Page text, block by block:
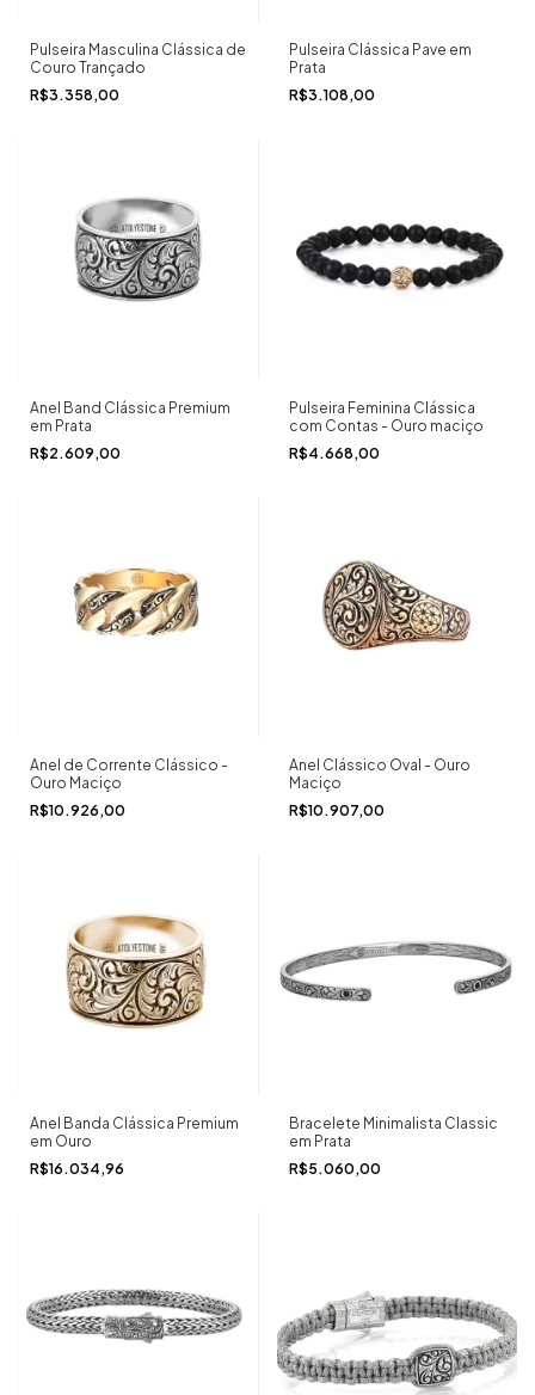
Pulseira Masculina Clássica de
Couro Trançado
R$3.358,00
Pulseira Clássica Pave em
Prata
R$3.108,00
Anel Band Clássica Premium
em Prata
R$2.609,00
Pulseira Feminina Clássica
com Contas - Ouro maciço
R$4.668,00
Anel de Corrente Clássico -
Ouro Maciço
R$10.926,00
Anel Clássico Oval - Ouro
Maciço
R$10.907,00
Anel Banda Clássica Premium
em Ouro
R$16.034,96
Bracelete Minimalista Classic
em Prata
R$5.060,00